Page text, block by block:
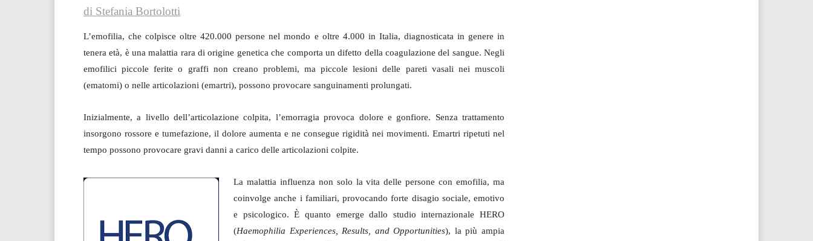
di Stefania Bortolotti
L’emofilia, che colpisce oltre 420.000 persone nel mondo e oltre 4.000 in Italia, diagnosticata in genere in
tenera età, è una malattia rara di origine genetica che comporta un difetto della coagulazione del sangue. Negli
emofilici piccole ferite o graffi non creano problemi, ma piccole lesioni delle pareti vasali nei muscoli
(ematomi) o nelle articolazioni (emartri), possono provocare sanguinamenti prolungati.
Inizialmente, a livello dell’articolazione colpita, l’emorragia provoca dolore e gonfiore. Senza trattamento
insorgono rossore e tumefazione, il dolore aumenta e ne consegue rigidità nei movimenti. Emartri ripetuti nel
tempo possono provocare gravi danni a carico delle articolazioni colpite.
La malattia influenza non solo la vita delle persone con emofilia, ma
coinvolge anche i familiari, provocando forte disagio sociale, emotivo
e psicologico. È quanto emerge dallo studio internazionale HERO
(Haemophilia Experiences, Results, and Opportunities), la più ampia